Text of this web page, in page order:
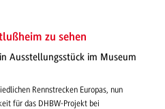
zu sehen
Ausstellungsstück im Museum
Rennstrecken Europas, nun
für das DHBW-Projekt bei